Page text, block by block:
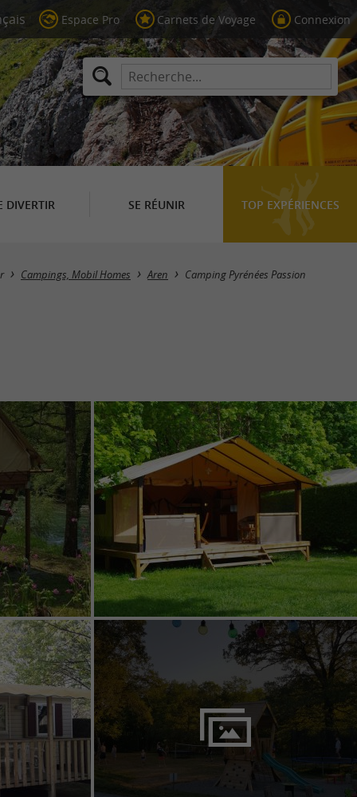
Espace Pro Carnets de Voyage Connexion
DIVERTIR SE RÉUNIR TOP EXPÉRIENCES
Campings, Mobil Homes Aren Camping Pyrénées Passion